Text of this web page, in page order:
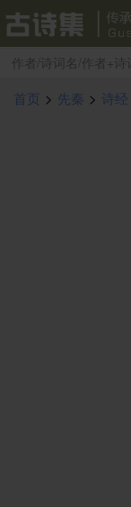
首页 > 先秦 > 诗经